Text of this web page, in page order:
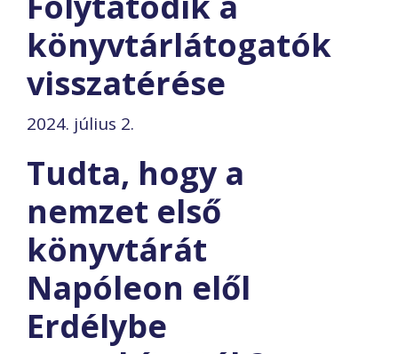
könyvtárlátogatók
visszatérése
2024. július 2.
Tudta, hogy a
nemzet első
könyvtárát
Napóleon elől
Erdélybe